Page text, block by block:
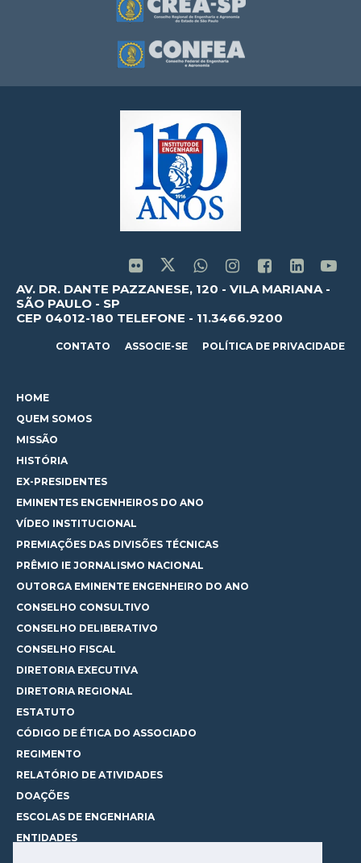
AV. DR. DANTE PAZZANESE, 120 - VILA MARIANA -
SÃO PAULO - SP
CEP 04012-180 TELEFONE - 11.3466.9200
CONTATO ASSOCIE-SE POLÍTICA DE PRIVACIDADE
HOME
QUEM SOMOS
MISSÃO
HISTÓRIA
EX-PRESIDENTES
EMINENTES ENGENHEIROS DO ANO
VÍDEO INSTITUCIONAL
PREMIAÇÕES DAS DIVISÕES TÉCNICAS
PRÊMIO IE JORNALISMO NACIONAL
OUTORGA EMINENTE ENGENHEIRO DO ANO
CONSELHO CONSULTIVO
CONSELHO DELIBERATIVO
CONSELHO FISCAL
DIRETORIA EXECUTIVA
DIRETORIA REGIONAL
ESTATUTO
CÓDIGO DE ÉTICA DO ASSOCIADO
REGIMENTO
RELATÓRIO DE ATIVIDADES
DOAÇÕES
ESCOLAS DE ENGENHARIA
ENTIDADES